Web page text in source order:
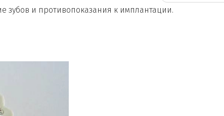
зубов и противопоказания к имплантации.